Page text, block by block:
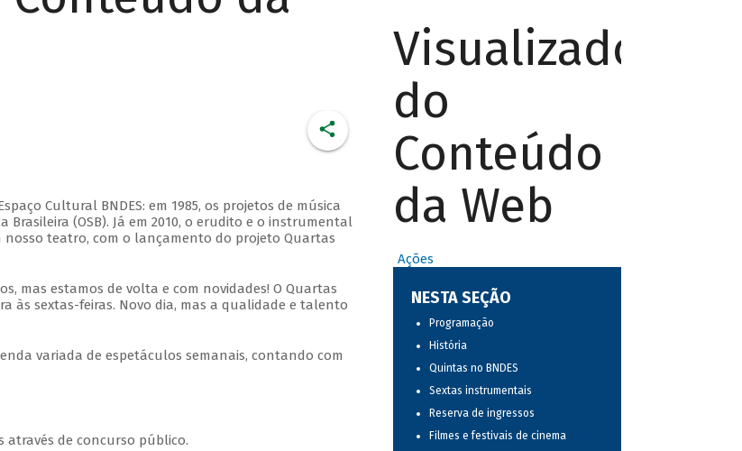
Cultural BNDES: em 1985, os projetos de música
(OSB). Já em 2010, o erudito e o instrumental
teatro, com o lançamento do projeto Quartas
mas estamos de volta e com novidades! O Quartas
às sextas-feiras. Novo dia, mas a qualidade e talento
variada de espetáculos semanais, contando com
através de concurso público.
Visualizador
do
Conteúdo
da Web
Ações
NESTA SEÇÃO
Programação
História
Quintas no BNDES
Sextas instrumentais
Reserva de ingressos
Filmes e festivais de cinema